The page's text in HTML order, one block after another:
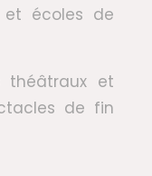
et écoles de
théâtraux et
de fin